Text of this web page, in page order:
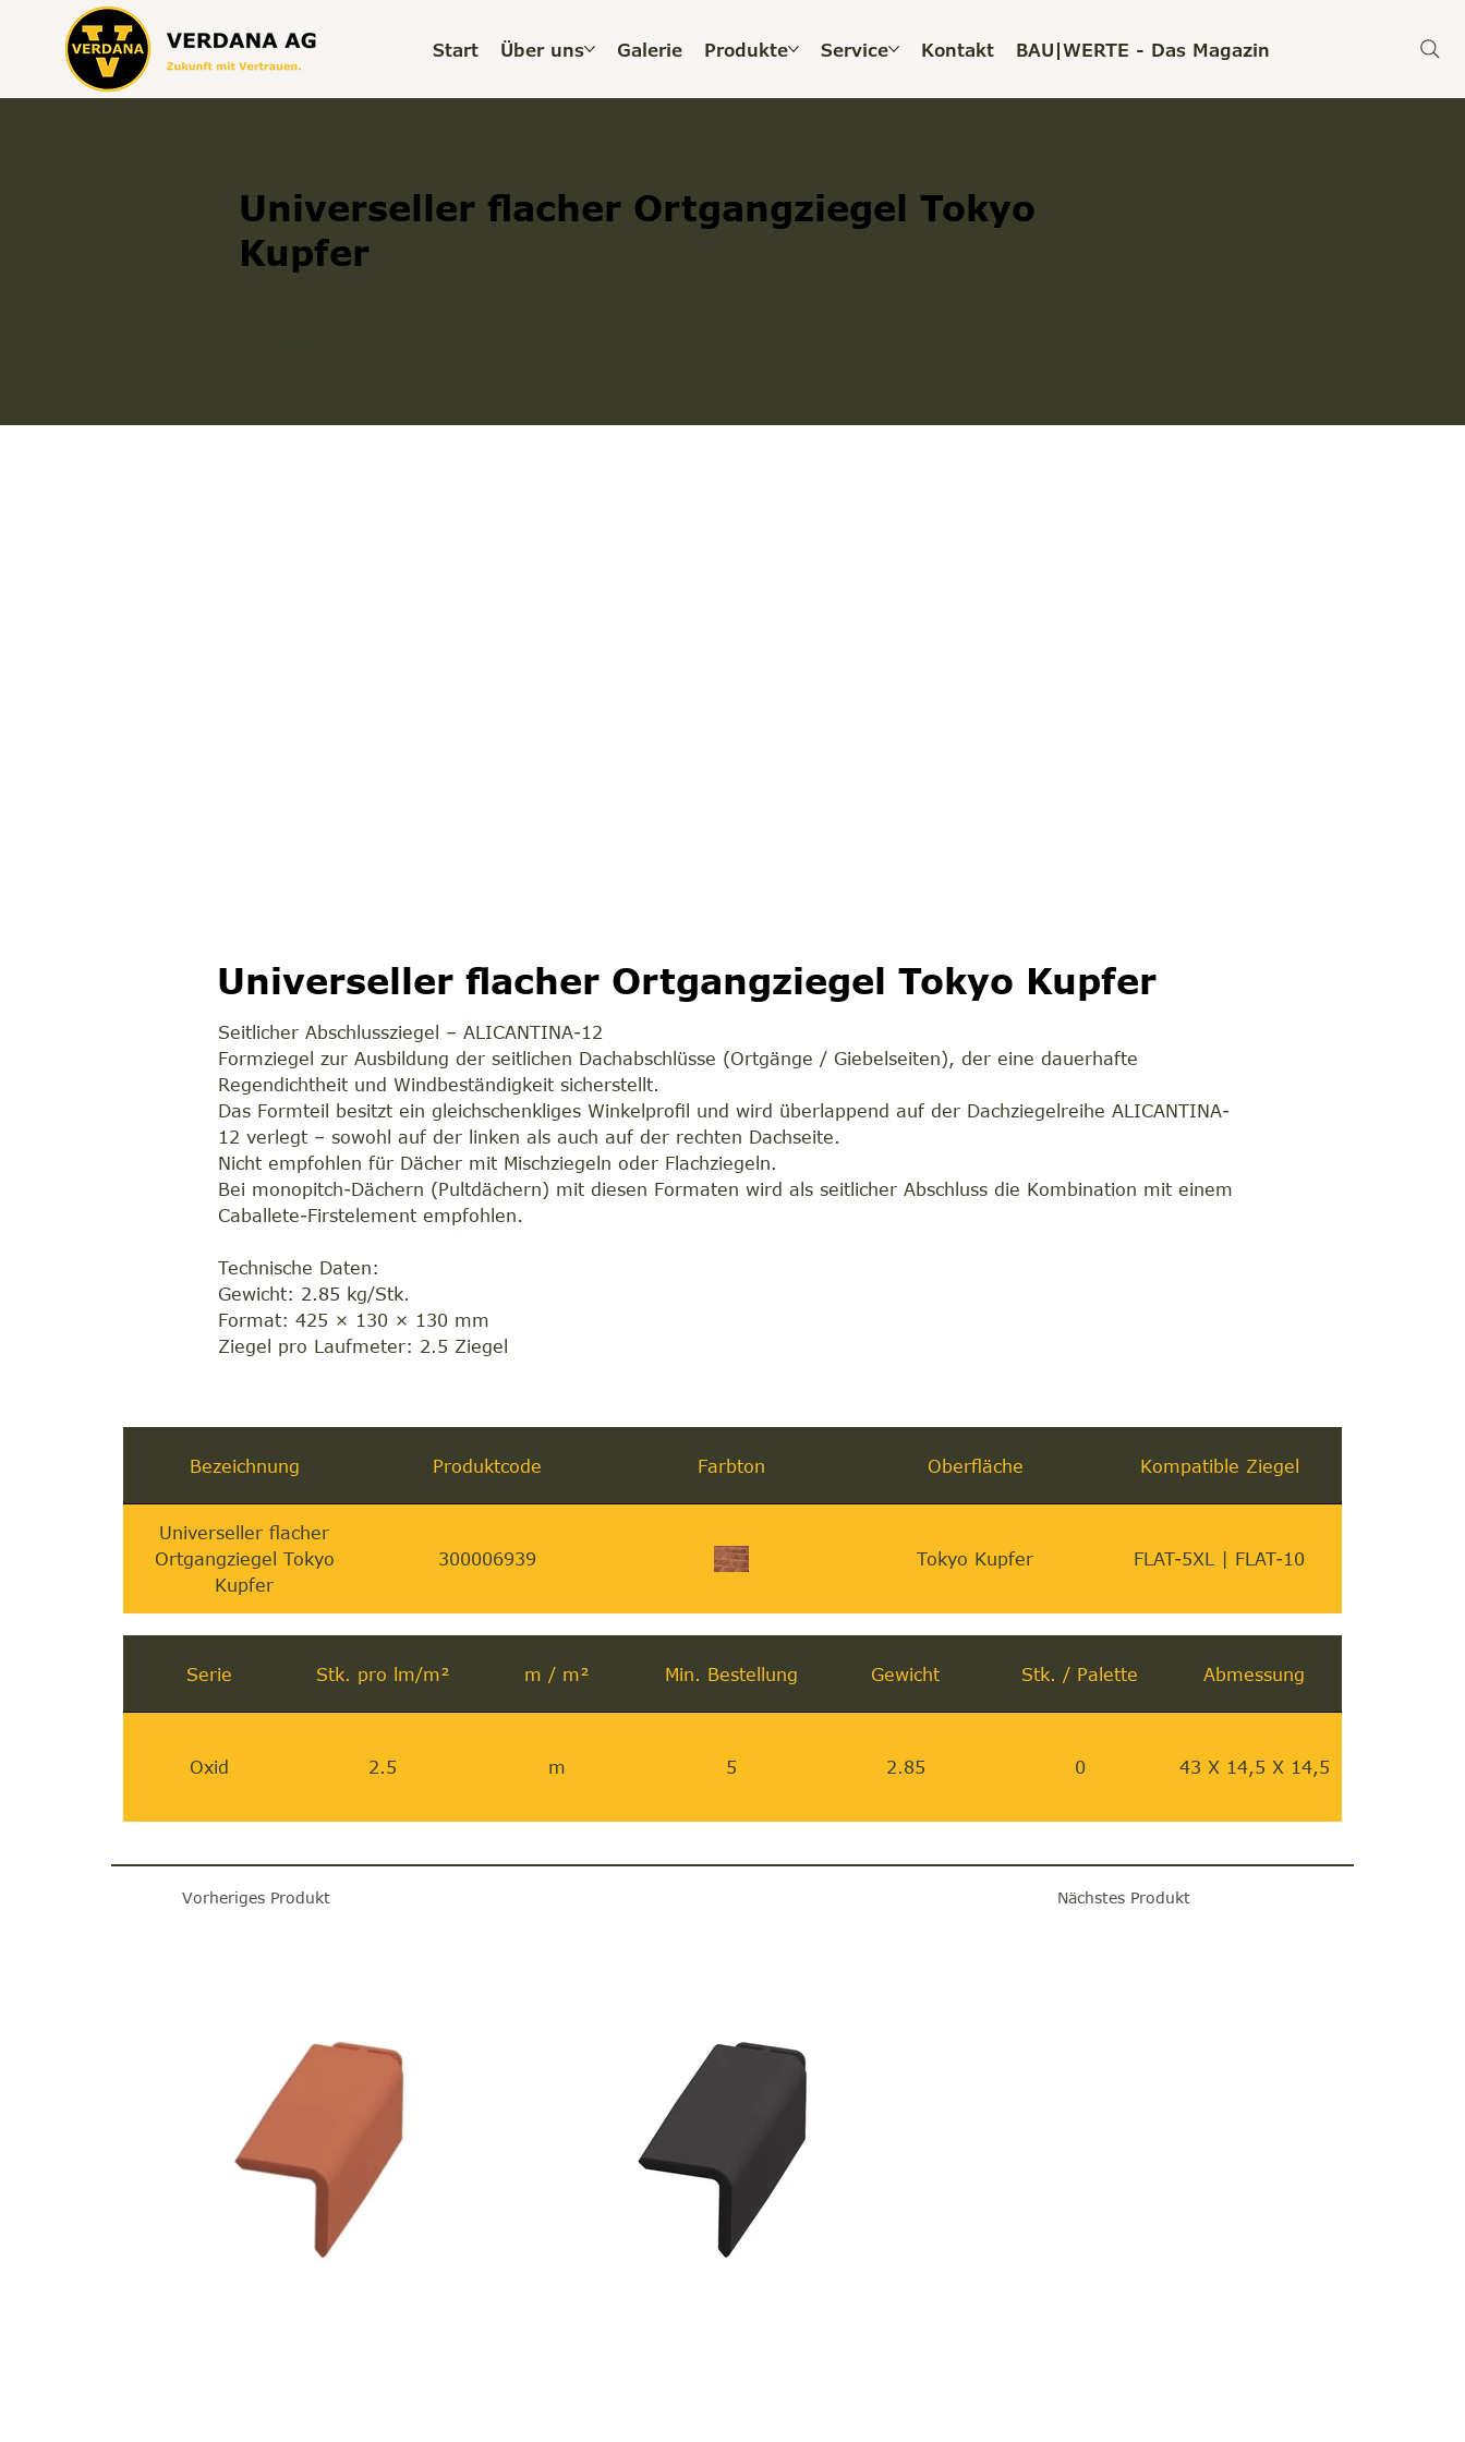
Start Über uns Galerie Produkte Service Kontakt BAU|WERTE - Das Magazin
Universeller flacher Ortgangziegel Tokyo
Kupfer
Universeller flacher Ortgangziegel Tokyo Kupfer
Seitlicher Abschlussziegel – ALICANTINA-12
Formziegel zur Ausbildung der seitlichen Dachabschlüsse (Ortgänge / Giebelseiten), der eine dauerhafte
Regendichtheit und Windbeständigkeit sicherstellt.
Das Formteil besitzt ein gleichschenkliges Winkelprofil und wird überlappend auf der Dachziegelreihe ALICANTINA-
12 verlegt – sowohl auf der linken als auch auf der rechten Dachseite.
Nicht empfohlen für Dächer mit Mischziegeln oder Flachziegeln.
Bei monopitch-Dächern (Pultdächern) mit diesen Formaten wird als seitlicher Abschluss die Kombination mit einem
Caballete-Firstelement empfohlen.
Technische Daten:
Gewicht: 2.85 kg/Stk.
Format: 425 × 130 × 130 mm
Ziegel pro Laufmeter: 2.5 Ziegel
Bezeichnung Produktcode Farbton Oberfläche Kompatible Ziegel
Universeller flacher
Ortgangziegel Tokyo
Kupfer
300006939 Tokyo Kupfer FLAT-5XL | FLAT-10
Serie Stk. pro lm/m² m / m² Min. Bestellung Gewicht Stk. / Palette Abmessung
Oxid 2.5 m 5 2.85 0 43 X 14,5 X 14,5
Vorheriges Produkt Nächstes Produkt